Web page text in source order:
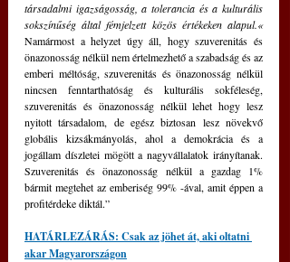
társadalmi igazságosság, a tolerancia és a kulturális
sokszínűség által fémjelzett közös értékeken alapul.«
Namármost a helyzet úgy áll, hogy szuverenitás és
önazonosság nélkül nem értelmezhető a szabadság és az
emberi méltóság, szuverenitás és önazonosság nélkül
nincsen fenntarthatóság és kulturális sokféleség,
szuverenitás és önazonosság nélkül lehet hogy lesz
nyitott társadalom, de egész biztosan lesz növekvő
globális kizsákmányolás, ahol a demokrácia és a
jogállam díszletei mögött a nagyvállalatok irányítanak.
Szuverenitás és önazonosság nélkül a gazdag 1%
bármit megtehet az emberiség 99% -ával, amit éppen a
profitérdeke diktál.”
HATÁRLEZÁRÁS: Csak az jöhet át, aki oltatni
akar Magyarországon